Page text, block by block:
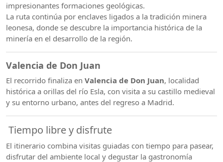
impresionantes formaciones geológicas.
La ruta continúa por enclaves ligados a la tradición minera
leonesa, donde se descubre la importancia histórica de la
minería en el desarrollo de la región.
Valencia de Don Juan
El recorrido finaliza en Valencia de Don Juan, localidad
histórica a orillas del río Esla, con visita a su castillo medieval
y su entorno urbano, antes del regreso a Madrid.
Tiempo libre y disfrute
El itinerario combina visitas guiadas con tiempo para pasear,
disfrutar del ambiente local y degustar la gastronomía